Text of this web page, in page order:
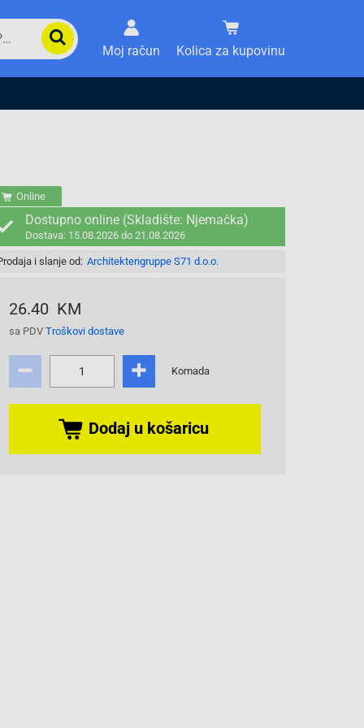
Moj račun Kolica za kupovinu
Online
Dostupno online (Skladište: Njemačka)
Dostava: 15.08.2026 do 21.08.2026
i slanje od: Architektengruppe S71 d.o.o.
26.40 KM
sa PDV Troškovi dostave
Komada
Dodaj u košaricu